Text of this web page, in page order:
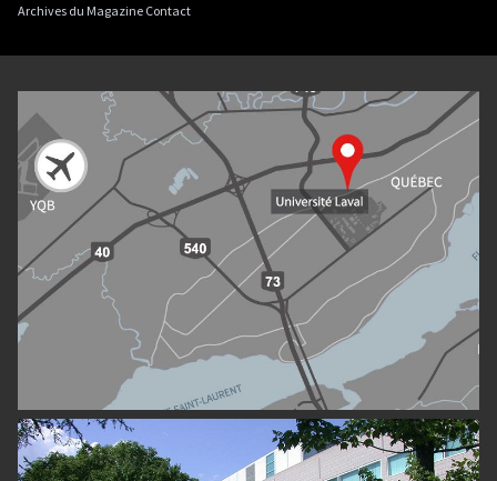
Archives du Magazine Contact